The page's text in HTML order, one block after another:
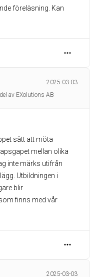
föreläsning. Kan
2025-03-03
av EXolutions AB
sätt att möta
mellan olika
inte märks utifrån
Utbildningen i
blir
finns med vår
2025-03-03